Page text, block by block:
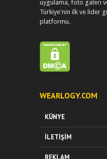
uygulama, foto galeri
Türkiye'nin ilk ve lider
platformu.
WEARLOGY.COM
KÜNYE
İLETIŞIM
REKLAM